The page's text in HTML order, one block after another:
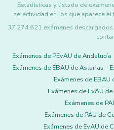
Estadísticas y listado de
selectividad en los que aparece
37.274.621 exámenes
Exámenes de PEvAU de Andalucía
Exámenes de EBAU de Asturias
Exámenes de
Exámenes de EvAU
Exámenes de
Exámenes de PAU de
Exámenes de EvAU de